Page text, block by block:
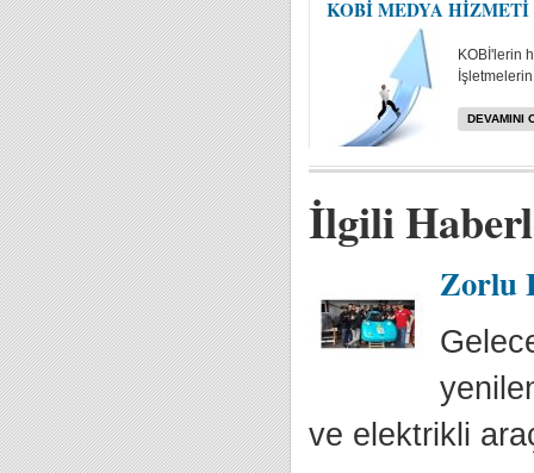
KOBİ MEDYA HİZMETİ
KOBİ'lerin
DEVAMINI
İlgili
Zorlu
ve elektrikli